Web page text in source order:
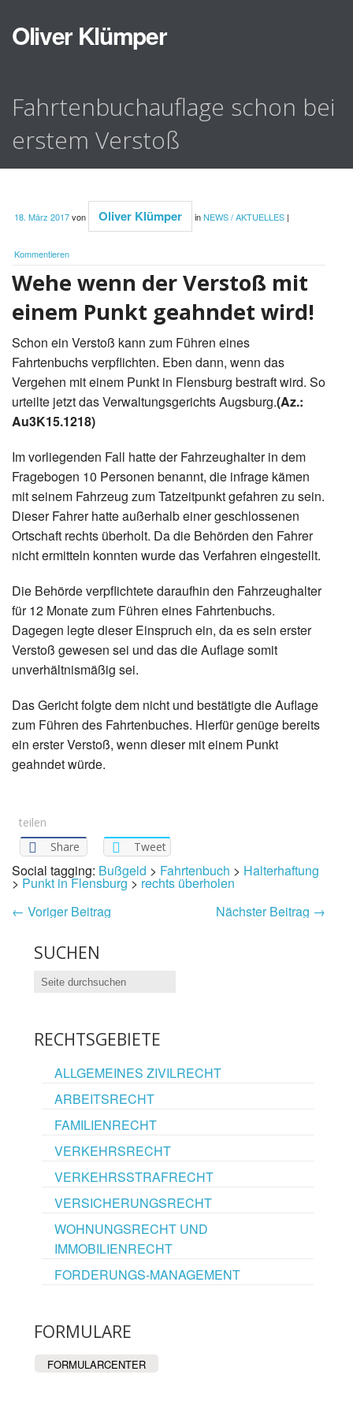
Oliver Klümper
Fahrtenbuchauflage schon bei
erstem Verstoß
18. März 2017von Oliver Klümper inNEWS / AKTUELLES |
Kommentieren
Wehe wenn der Verstoß mit
einem Punkt geahndet wird!
Schon ein Verstoß kann zum Führen eines
Fahrtenbuchs verpflichten. Eben dann, wenn das
Vergehen mit einem Punkt in Flensburg bestraft wird. So
urteilte jetzt das Verwaltungsgerichts Augsburg.(Az.:
Au3K15.1218)
Im vorliegenden Fall hatte der Fahrzeughalter in dem
Fragebogen 10 Personen benannt, die infrage kämen
mit seinem Fahrzeug zum Tatzeitpunkt gefahren zu sein.
Dieser Fahrer hatte außerhalb einer geschlossenen
Ortschaft rechts überholt. Da die Behörden den Fahrer
nicht ermitteln konnten wurde das Verfahren eingestellt.
Die Behörde verpflichtete daraufhin den Fahrzeughalter
für 12 Monate zum Führen eines Fahrtenbuchs.
Dagegen legte dieser Einspruch ein, da es sein erster
Verstoß gewesen sei und das die Auflage somit
unverhältnismäßig sei.
Das Gericht folgte dem nicht und bestätigte die Auflage
zum Führen des Fahrtenbuches. Hierfür genüge bereits
ein erster Verstoß, wenn dieser mit einem Punkt
geahndet würde.
teilen
Share
Tweet
Social tagging: Bußgeld > Fahrtenbuch > Halterhaftung
> Punkt in Flensburg> rechts überholen
← Voriger Beitrag Nächster Beitrag →
SUCHEN
RECHTSGEBIETE
ALLGEMEINES ZIVILRECHT
ARBEITSRECHT
FAMILIENRECHT
VERKEHRSRECHT
VERKEHRSSTRAFRECHT
VERSICHERUNGSRECHT
WOHNUNGSRECHT UND
IMMOBILIENRECHT
FORDERUNGS-MANAGEMENT
FORMULARE
FORMULARCENTER